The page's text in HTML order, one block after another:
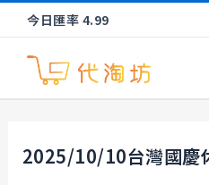
至
今日匯率 4.99
2025/10/10台灣國慶